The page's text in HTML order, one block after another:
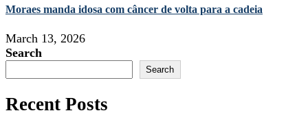
Moraes manda idosa com câncer de volta para a cadeia
March 13, 2026
Search
Search
Recent Posts